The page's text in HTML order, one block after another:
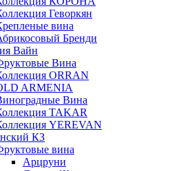
Геворкян
вина
Бренди
Вайн
Вина
ORRAN
ARMENIA
Вина
TAKAR
YEREVAN
КЗ
вина
Арцруни